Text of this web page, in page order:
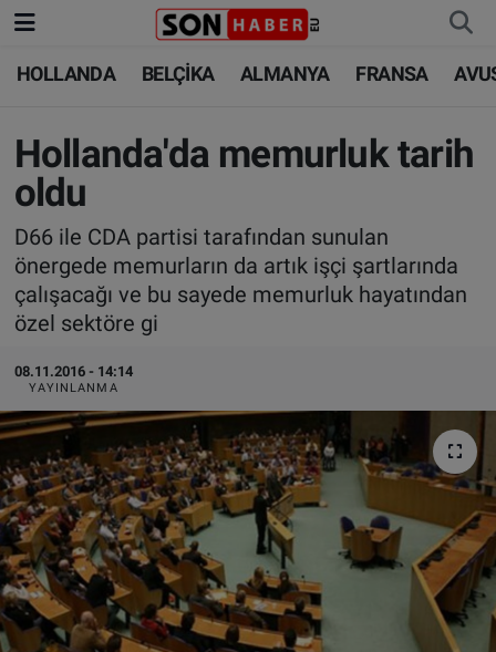
HOLLANDA BELÇİKA ALMANYA FRANSA
Hollanda'da memurluk tarih
oldu
D66 ile CDA partisi tarafından sunulan
önergede memurların da artık işçi şartlarında
çalışacağı ve bu sayede memurluk hayatından
özel sektöre gi
08.11.2016 - 14:14
YAYINLANMA
HOLLANDA
BELÇİKA
ALMANYA
FRANSA
AVUSTURYA
SAĞLIK - YAŞAM
BİLİM-TEKNOLOJİ
HOLLANDA
BELÇİKA
ALMANYA
TÜRKİYE
DÜNYA
BİLİM-TEKNOLOJİ
SAĞLIK
FOTO GALERİ
VIDEO GALERİ
ALGEMENE VOORWAARDEN
Nöbetçi Eczaneler
Hava Durumu
Trafik Durumu
Süper Lig Puan Durumu ve Fikstür
Tüm Manşetler
Son Dakika Haberleri
Haber Arşivi